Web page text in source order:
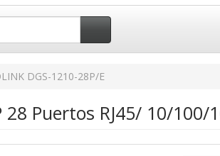
DGS-1210-28P/E
Puertos RJ45/ 10/100/